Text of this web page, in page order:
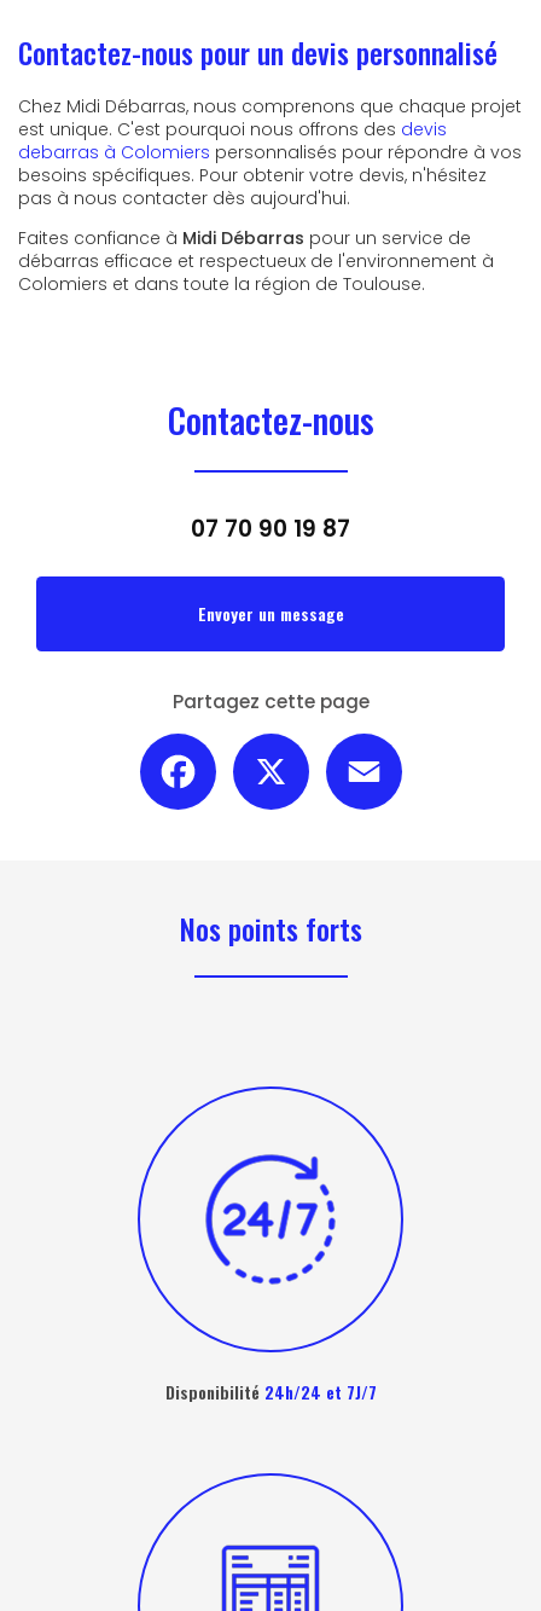
Contactez-nous pour un devis personnalisé
Chez Midi Débarras, nous comprenons que chaque projet
est unique. C'est pourquoi nous offrons des devis
debarras à Colomiers personnalisés pour répondre à vos
besoins spécifiques. Pour obtenir votre devis, n'hésitez
pas à nous contacter dès aujourd'hui.
Faites confiance à Midi Débarras pour un service de
débarras efficace et respectueux de l'environnement à
Colomiers et dans toute la région de Toulouse.
Contactez-nous
07 70 90 19 87
Envoyer un message
Partagez cette page
Facebook
Nos points forts
Disponibilité 24h/24 et 7J/7